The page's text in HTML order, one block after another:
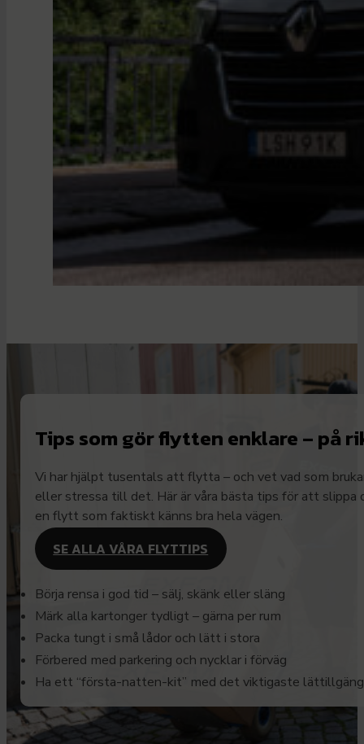
Tips som gör flytten enklare – på
Vi har hjälpt tusentals att flytta – och vet vad som
eller stressa till det. Här är våra bästa tips för att slippa
en flytt som faktiskt känns bra hela vägen.
SE ALLA VÅRA FLYTTIPS
Börja rensa i god tid – sälj, skänk eller släng
Märk alla kartonger tydligt – gärna per rum
Packa tungt i små lådor och lätt i stora
Förbered med parkering och nycklar i förväg
Ha ett “första-natten-kit” med det viktigaste